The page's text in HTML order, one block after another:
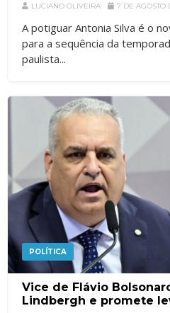
LUCIANO OLIVEIRA 7 DE AGOSTO
A potiguar Antonia Silva é o
para a sequência da
paulista...
POLÍTICA
Vice de Flávio
Lindbergh e promete